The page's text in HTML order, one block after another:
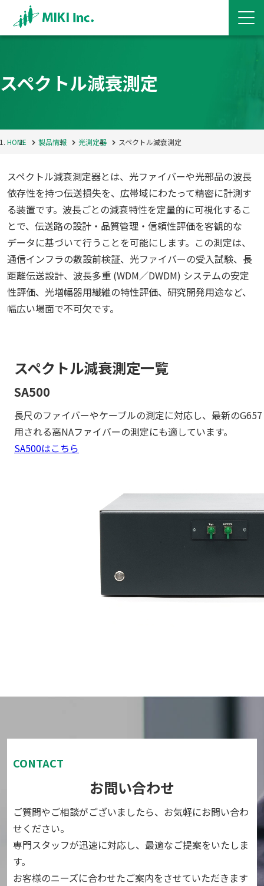
スペクトル減衰測定
HOME 製品情報 光測定器 スペクトル減衰測定
スペクトル減衰測定器とは、光ファイバーや光部品の波長
依存性を持つ伝送損失を、広帯域にわたって精密に計測す
る装置です。波長ごとの減衰特性を定量的に可視化するこ
とで、伝送路の設計・品質管理・信頼性評価を客観的な
データに基づいて行うことを可能にします。この測定は、
通信インフラの敷設前検証、光ファイバーの受入試験、長
距離伝送設計、波長多重 (WDM／DWDM) システムの安定
性評価、光増幅器用繊維の特性評価、研究開発用途など、
幅広い場面で不可欠です。
スペクトル減衰測定一覧
SA500
長尺のファイバーやケーブルの測定に対応し、最新の
用される高NAファイバーの測定にも適しています。
SA500はこちら
CONTACT
お問い合わせ
ご質問やご相談がございましたら、お気軽にお問い合わ
せください。
専門スタッフが迅速に対応し、最適なご提案をいたしま
す。
お客様のニーズに合わせたご案内をさせていただきます